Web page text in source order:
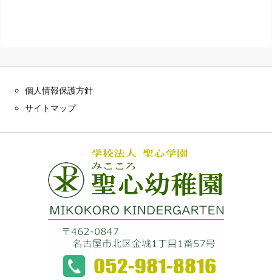
個人情報保護方針
サイトマップ